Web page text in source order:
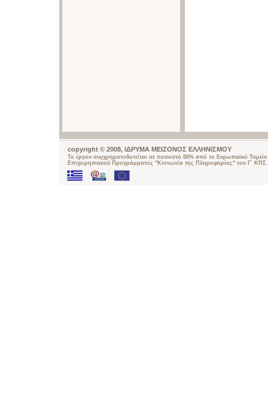
copyright © 2008, ΙΔΡΥΜΑ ΜΕΙΖΟΝΟΣ ΕΛΛΗΝΙΣΜΟΥ
Το έργου συγχρηματοδοτείται σε ποσοστό 80% από το Ευρωπαϊκό
Επιχειρησιακού Προγράμματος "Κοινωνία της Πληροφορίας" του Γ΄ ΚΠΣ.